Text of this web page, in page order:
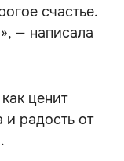
счастье.
— написала
ценит
и радость от